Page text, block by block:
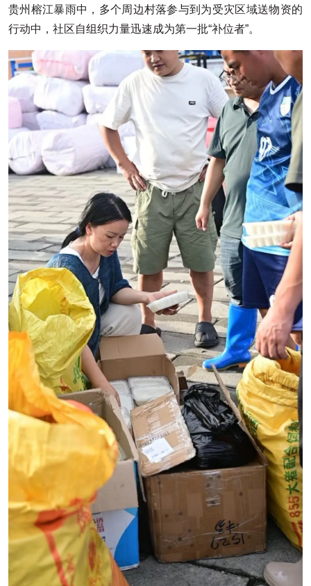
贵州榕江暴雨中，多个周边村落参与到为受灾区域送物资的
行动中，社区自组织力量迅速成为第一批“补位者”。